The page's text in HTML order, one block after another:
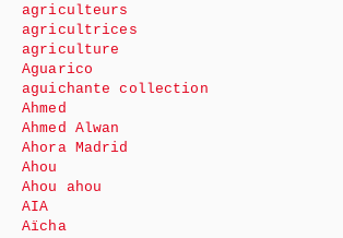
agriculteurs
agricultrices
agriculture
Aguarico
aguichante collection
Ahmed
Ahmed Alwan
Ahora Madrid
Ahou
Ahou ahou
AIA
Aïcha